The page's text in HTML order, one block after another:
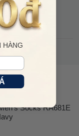
đăng màu cũng
Socks RA681E
HÀNG